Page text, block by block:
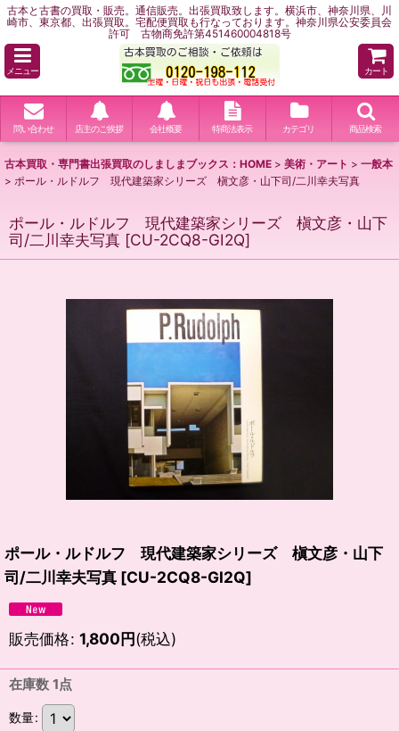
古本と古書の買取・販売。通信販売。出張買取致します。横浜市、神奈川県、川
崎市、東京都、出張買取。宅配便買取も行なっております。神奈川県公安委員会
許可 古物商免許第451460004818号
メニュー カート
問い合わせ 店主のご挨拶 会社概要 特商法表示 カテゴリ 商品検索
古本買取・専門書出張買取のしましまブックス：HOME > 美術・アート > 一般本
> ポール・ルドルフ 現代建築家シリーズ 槇文彦・山下司/二川幸夫写真
ポール・ルドルフ 現代建築家シリーズ 槇文彦・山下
司/二川幸夫写真 [CU-2CQ8-GI2Q]
ポール・ルドルフ 現代建築家シリーズ 槇文彦・山下
司/二川幸夫写真 [CU-2CQ8-GI2Q]
販売価格: 1,800円(税込)
在庫数 1点
数量: